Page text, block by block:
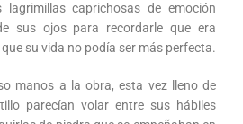
lagrimillas caprichosas de emoción
sus ojos para recordarle que era
su vida no podía ser más perfecta.
manos a la obra, esta vez lleno de
parecían volar entre sus hábiles